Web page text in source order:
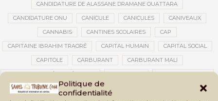
Politique de
confidentialité
CANDIDATURE DE ALASSANE DRAMANE OUATTARA
CANDIDATURE ONU CANICULE CANICULES CANIVEAUX
CANNABIS CANTINES SCOLAIRES CAP
CAPITAINE IBRAHIM TRAORÉ CAPITAL HUMAIN CAPITAL SOCIAL
CAPITOLE CARBURANT CARBURANT MALI
CARTE D’IDENTITÉ BIOMÉTRIQUE CARTE NINA CARTONS ROUGES
CASABLANCA CATASTROPHE